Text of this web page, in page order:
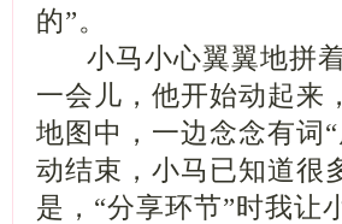
的”。
小马小心翼翼地拼着
一会儿，他开始动起来
地图中，一边念念有
动结束，小马已知道很
是，“分享环节”时我让